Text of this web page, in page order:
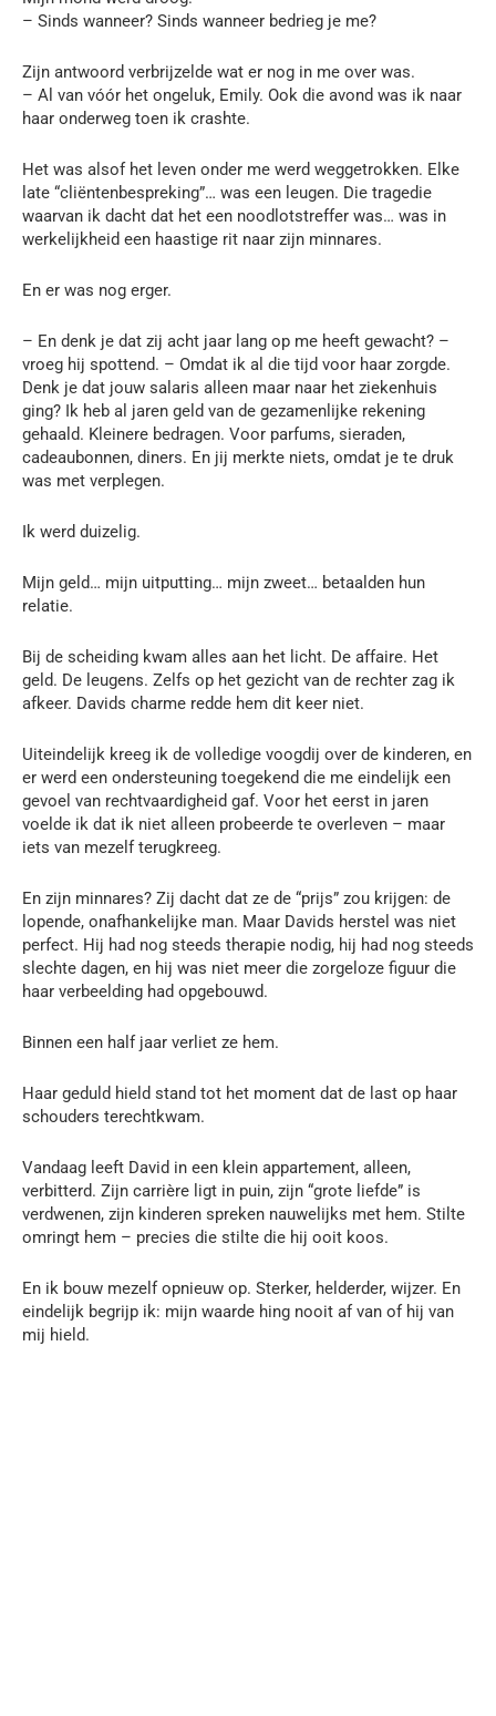
– Sinds wanneer? Sinds wanneer bedrieg je me?
Zijn antwoord verbrijzelde wat er nog in me over was.
– Al van vóór het ongeluk, Emily. Ook die avond was ik naar
haar onderweg toen ik crashte.
Het was alsof het leven onder me werd weggetrokken. Elke
late “cliëntenbespreking”… was een leugen. Die tragedie
waarvan ik dacht dat het een noodlotstreffer was… was in
werkelijkheid een haastige rit naar zijn minnares.
En er was nog erger.
– En denk je dat zij acht jaar lang op me heeft gewacht? –
vroeg hij spottend. – Omdat ik al die tijd voor haar zorgde.
Denk je dat jouw salaris alleen maar naar het ziekenhuis
ging? Ik heb al jaren geld van de gezamenlijke rekening
gehaald. Kleinere bedragen. Voor parfums, sieraden,
cadeaubonnen, diners. En jij merkte niets, omdat je te druk
was met verplegen.
Ik werd duizelig.
Mijn geld… mijn uitputting… mijn zweet… betaalden hun
relatie.
Bij de scheiding kwam alles aan het licht. De affaire. Het
geld. De leugens. Zelfs op het gezicht van de rechter zag ik
afkeer. Davids charme redde hem dit keer niet.
Uiteindelijk kreeg ik de volledige voogdij over de kinderen, en
er werd een ondersteuning toegekend die me eindelijk een
gevoel van rechtvaardigheid gaf. Voor het eerst in jaren
voelde ik dat ik niet alleen probeerde te overleven – maar
iets van mezelf terugkreeg.
En zijn minnares? Zij dacht dat ze de “prijs” zou krijgen: de
lopende, onafhankelijke man. Maar Davids herstel was niet
perfect. Hij had nog steeds therapie nodig, hij had nog steeds
slechte dagen, en hij was niet meer die zorgeloze figuur die
haar verbeelding had opgebouwd.
Binnen een half jaar verliet ze hem.
Haar geduld hield stand tot het moment dat de last op haar
schouders terechtkwam.
Vandaag leeft David in een klein appartement, alleen,
verbitterd. Zijn carrière ligt in puin, zijn “grote liefde” is
verdwenen, zijn kinderen spreken nauwelijks met hem. Stilte
omringt hem – precies die stilte die hij ooit koos.
En ik bouw mezelf opnieuw op. Sterker, helderder, wijzer. En
eindelijk begrijp ik: mijn waarde hing nooit af van of hij van
mij hield.